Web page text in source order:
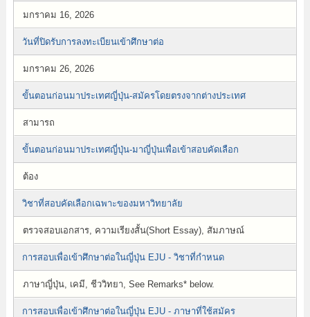
มกราคม 16, 2026
วันที่ปิดรับการลงทะเบียนเข้าศึกษาต่อ
มกราคม 26, 2026
ขั้นตอนก่อนมาประเทศญี่ปุ่น-สมัครโดยตรงจากต่างประเทศ
สามารถ
ขั้นตอนก่อนมาประเทศญี่ปุ่น-มาญี่ปุ่นเพื่อเข้าสอบคัดเลือก
ต้อง
วิชาที่สอบคัดเลือกเฉพาะของมหาวิทยาลัย
ตรวจสอบเอกสาร, ความเรียงสั้น(Short Essay), สัมภาษณ์
การสอบเพื่อเข้าศึกษาต่อในญี่ปุ่น EJU - วิชาที่กำหนด
ภาษาญี่ปุ่น, เคมี, ชีววิทยา, See Remarks* below.
การสอบเพื่อเข้าศึกษาต่อในญี่ปุ่น EJU - ภาษาที่ใช้สมัคร